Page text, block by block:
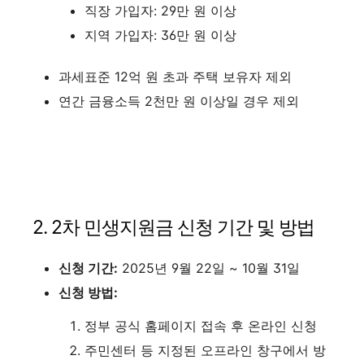
직장 가입자: 29만 원 이상
지역 가입자: 36만 원 이상
과세표준 12억 원 초과 주택 보유자 제외
연간 금융소득 2천만 원 이상일 경우 제외
2. 2차 민생지원금 신청 기간 및 방법
신청 기간: 2025년 9월 22일 ~ 10월 31일
신청 방법:
정부 공식 홈페이지 접속 후 온라인 신청
주민센터 등 지정된 오프라인 창구에서 방